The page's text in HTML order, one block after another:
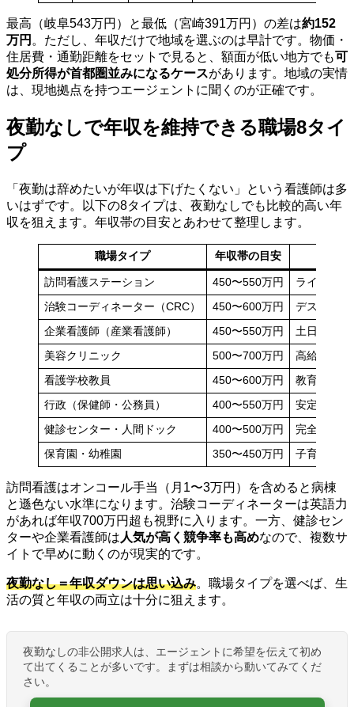
最高（岐阜543万円）と最低（宮崎391万円）の差は約152
万円 。ただし、年収だけで地域を選ぶのは早計です。物価・
住居費・通勤距離をセットで見ると、額面が低い地方でも可
処分所得が首都圏並みになるケースがあります。地域の実情
は、現地拠点を持つエージェントに聞くのが正確です。
夜勤なしで年収を維持できる職場8タイ
プ
「夜勤は辞めたいが年収は下げたくない」という看護師は多
いはずです。以下の8タイプは、夜勤なしでも比較的高い年
収を狙えます。年収帯の目安とあわせて整理します。
職場タイプ 年収帯の目安
訪問看護ステーション 450〜550万円 ライフス
治験コーディネーター（CRC） 450〜600万円 デスクワー
企業看護師（産業看護師） 450〜550万円 土日祝休
美容クリニック 500〜700万円 高給×日勤
看護学校教員 450〜600万円 教育・研究
行政（保健師・公務員） 400〜550万円 安定・退職
健診センター・人間ドック 400〜500万円 完全土日
保育園・幼稚園 350〜450万円 子育てと両
訪問看護はオンコール手当（月1〜3万円）を含めると病棟
と遜色ない水準になります。治験コーディネーターは英語力
があれば年収700万円超も視野に入ります。一方、健診セン
ターや企業看護師は 人気が高く競争率も高めなので、複数サ
イトで早めに動くのが現実的です。
夜勤なし＝年収ダウンは思い込み。職場タイプを選べば、生
活の質と年収の両立は十分に狙えます。
夜勤なしの非公開求人は、エージェントに希望を伝えて初め
て出てくることが多いです。まずは相談から動いてみてくだ
さい。